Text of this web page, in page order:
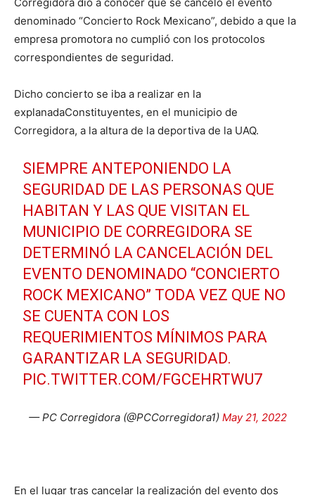
Corregidora dió a conocer que se canceló el evento
denominado “Concierto Rock Mexicano”, debido a que la
empresa promotora no cumplió con los protocolos
correspondientes de seguridad.
Dicho concierto se iba a realizar en la
explanadaConstituyentes, en el municipio de
Corregidora, a la altura de la deportiva de la UAQ.
SIEMPRE ANTEPONIENDO LA
SEGURIDAD DE LAS PERSONAS QUE
HABITAN Y LAS QUE VISITAN EL
MUNICIPIO DE CORREGIDORA SE
DETERMINÓ LA CANCELACIÓN DEL
EVENTO DENOMINADO “CONCIERTO
ROCK MEXICANO” TODA VEZ QUE NO
SE CUENTA CON LOS
REQUERIMIENTOS MÍNIMOS PARA
GARANTIZAR LA SEGURIDAD.
PIC.TWITTER.COM/FGCEHRTWU7
— PC Corregidora (@PCCorregidora1) May 21, 2022
En el lugar tras cancelar la realización del evento dos